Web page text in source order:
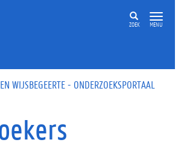
gaan
ZOEK MENU
WIJSBEGEERTE - ONDERZOEKSPORTAAL